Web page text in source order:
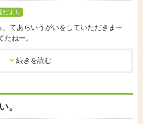
だより
てあらいうがいをしていただきまー
ねー。
続きを読む
。